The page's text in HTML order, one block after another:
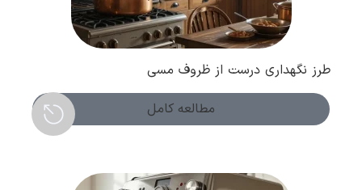
طرز نگهداری درست از ظروف مسی
مطالعه کامل